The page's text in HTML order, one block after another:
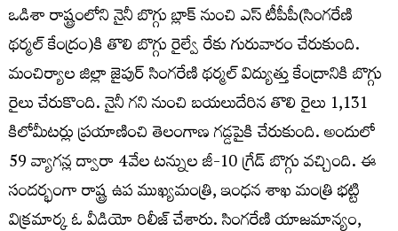
ఒడిశా రాష్ట్రంలోని నైనీ బొగ్గు బ్లాక్ నుంచి ఎస్ టీపీపీ(సింగరేణి
థర్మల్ కేంద్రం)కి తొలి బొగ్గు రైల్వే రేకు గురువారం చేరుకుంది.
మంచిర్యాల జిల్లా జైపుర్‌ సింగరేణి థర్మల్‌ విద్యుత్తు కేంద్రానికి బొగ్గు
రైలు చేరుకొంది. నైనీ గని నుంచి బయలుదేరిన తొలి రైలు 1,131
కిలోమీటర్లు ప్రయాణించి తెలంగాణ గడ్డపైకి చేరుకుంది. అందులో
59 వ్యాగన్ల ద్వారా 4వేల టన్నుల జీ-10 గ్రేడ్‌ బొగ్గు వచ్చింది. ఈ
సందర్భంగా రాష్ట్ర ఉప ముఖ్యమంత్రి, ఇంధన శాఖ మంత్రి భట్టి
విక్రమార్క ఓ వీడియో రిలీజ్ చేశారు. సింగరేణి యాజమాన్యం,